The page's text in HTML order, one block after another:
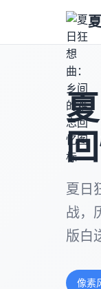
夏日
战，
版白
像素